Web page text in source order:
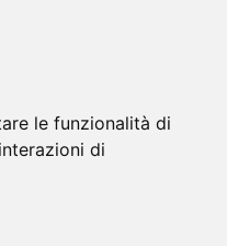
le funzionalità di
di